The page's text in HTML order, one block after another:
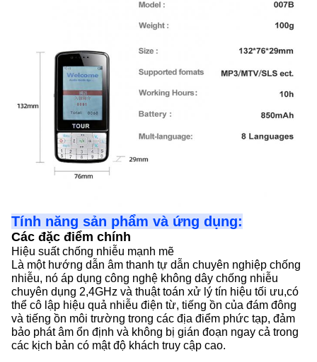
Tính năng sản phẩm và ứng dụng:
Các đặc điểm chính
Hiệu suất chống nhiễu mạnh mẽ
Là một hướng dẫn âm thanh tự dẫn chuyên nghiệp chống
nhiễu, nó áp dụng công nghệ không dây chống nhiễu
chuyên dụng 2,4GHz và thuật toán xử lý tín hiệu tối ưu,có
thể cô lập hiệu quả nhiễu điện từ, tiếng ồn của đám đông
và tiếng ồn môi trường trong các địa điểm phức tạp, đảm
bảo phát âm ổn định và không bị gián đoạn ngay cả trong
các kịch bản có mật độ khách truy cập cao.